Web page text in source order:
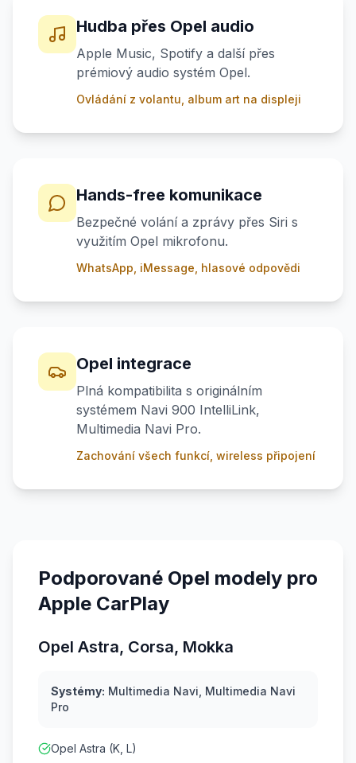
Hudba přes Opel audio
Apple Music, Spotify a další přes
prémiový audio systém Opel.
Ovládání z volantu, album art na displeji
Hands-free komunikace
Bezpečné volání a zprávy přes Siri s
využitím Opel mikrofonu.
WhatsApp, iMessage, hlasové odpovědi
Opel integrace
Plná kompatibilita s originálním
systémem Navi 900 IntelliLink,
Multimedia Navi Pro.
Zachování všech funkcí, wireless připojení
Podporované Opel modely pro
Apple CarPlay
Opel Astra, Corsa, Mokka
Systémy: Multimedia Navi, Multimedia Navi
Pro
Opel Astra (K, L)